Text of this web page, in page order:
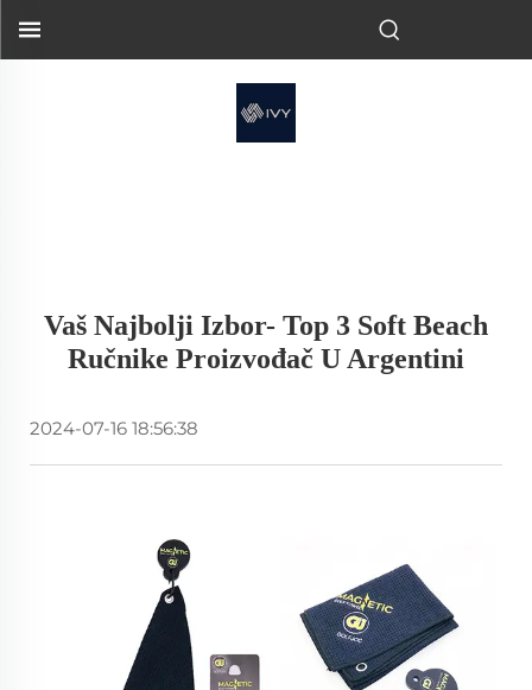
Vaš Najbolji Izbor- Top 3 Soft Beach
Ručnike Proizvođač U Argentini
2024-07-16 18:56:38